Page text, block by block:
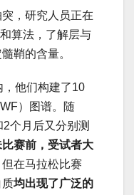
，研究人员正在
算法，了解层与
鞘的含量。
他们构建了10
）图谱。随
个月后又分别测
比赛前，受试者大
但在马拉松比赛
质均出现了广泛的